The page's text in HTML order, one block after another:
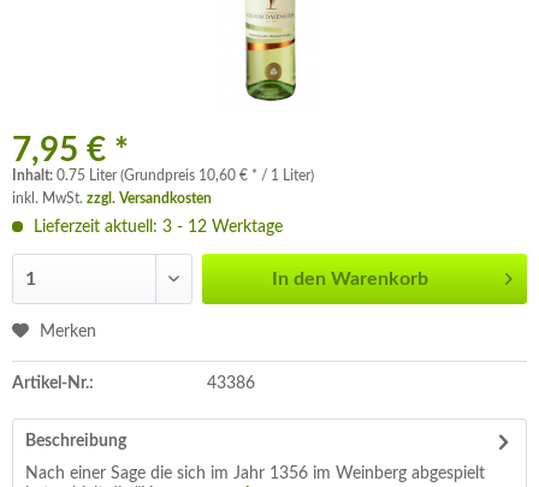
7,95 € *
Inhalt: 0.75 Liter (Grundpreis 10,60 € * / 1 Liter)
inkl. MwSt. zzgl. Versandkosten
Lieferzeit aktuell: 3 - 12 Werktage
In den Warenkorb
Merken
Artikel-Nr.: 43386
Beschreibung
Nach einer Sage die sich im Jahr 1356 im Weinberg abgespielt